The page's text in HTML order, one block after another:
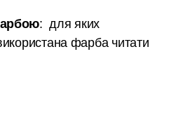
: для яких
фарба читати